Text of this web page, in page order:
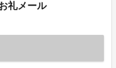
礼メール